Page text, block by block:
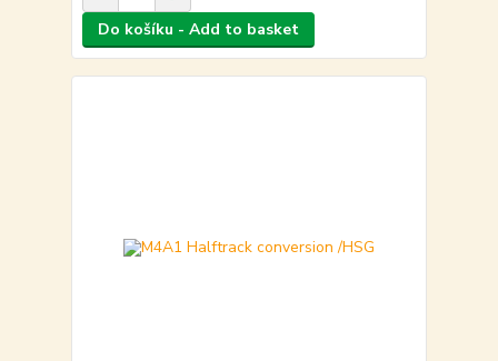
Do košíku - Add to basket